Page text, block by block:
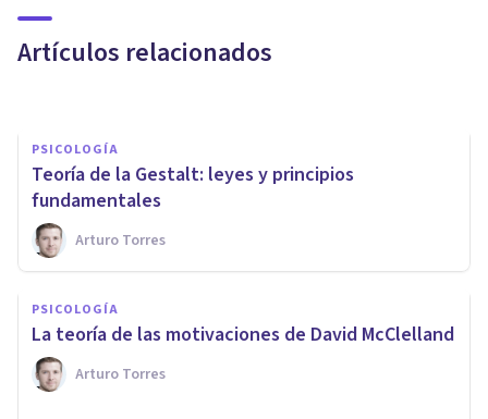
Artículos relacionados
psicología social
PSICOLOGÍA
Teoría de la Gestalt: leyes y principios
fundamentales
Arturo Torres
PSICOLOGÍA
La teoría de las motivaciones de David McClelland
Arturo Torres
PSICOLOGÍA
Las 35 preguntas sobre
Psicología que deberías poder
responder